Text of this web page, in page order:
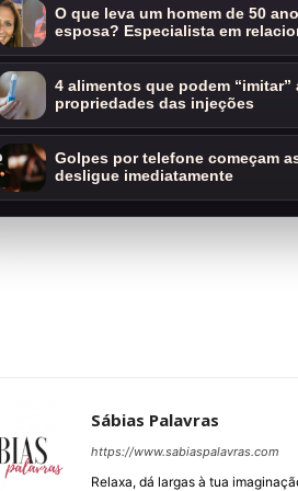
O que leva um homem de 50
esposa? Especialista em
4 alimentos que podem
propriedades das injeções
Golpes por telefone começam
desligue imediatamente
Sábias Palavras
https://www.sabiaspalavras.com
Relaxa, dá largas à tua